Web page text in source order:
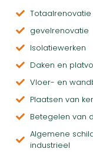
Totaalrenovatie
gevelrenovatie
Isolatiewerken
Daken en
Vloer- en
Plaatsen van
Betegelen van
Algemene
industrieel